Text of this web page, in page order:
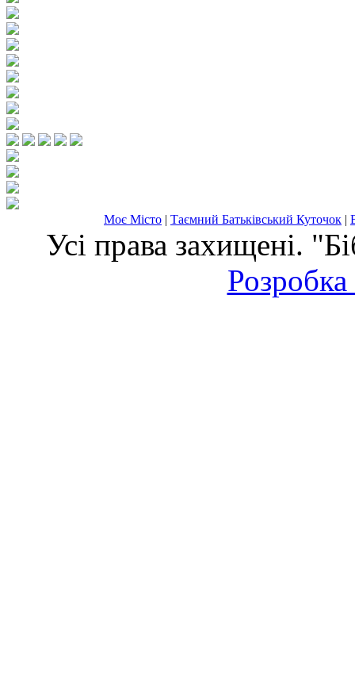
Моє Місто | Таємний Батьківський Куточок |
Усі права захищені.